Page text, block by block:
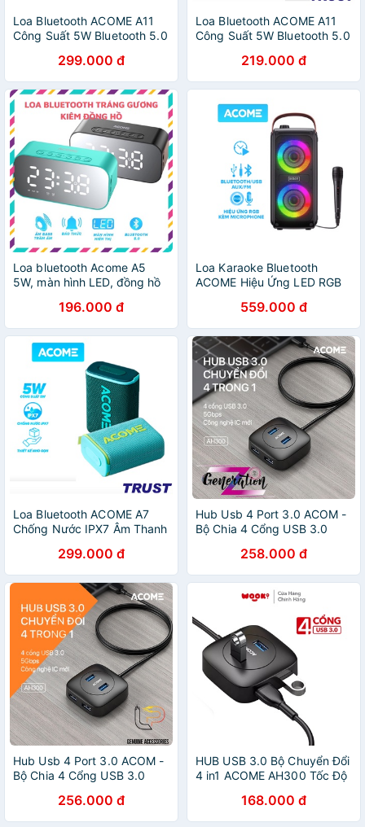
Loa Bluetooth ACOME A11
Công Suất 5W Bluetooth 5.0
Nhỏ Gọn Chất Âm Trầm Bảo
Hành 12 Tháng
299.000 đ
Loa Bluetooth ACOME A11
Công Suất 5W Bluetooth 5.0
Nhỏ Gọn Chất Âm Trầm
219.000 đ
Loa bluetooth Acome A5
5W, màn hình LED, đồng hồ
lượng cao, hỗ trợ thẻ nhớ,
FM
196.000 đ
Loa Karaoke Bluetooth
ACOME Hiệu Ứng LED RGB
Suất Lớn 20W Nghe Nhạc
Cực Đỉnh
559.000 đ
Loa Bluetooth ACOME A7
Chống Nước IPX7 Âm Thanh
Bluetooth 5.0 Play Time 10h
299.000 đ
Hub Usb 4 Port 3.0 ACOM -
Bộ Chia 4 Cổng USB 3.0
258.000 đ
Hub Usb 4 Port 3.0 ACOM -
Bộ Chia 4 Cổng USB 3.0
256.000 đ
HUB USB 3.0 Bộ Chuyển Đổi
4 in1 ACOME AH300 Tốc Độ
IC Mới Hàng Chính Hãng Bảo
Hành 12 Tháng
168.000 đ